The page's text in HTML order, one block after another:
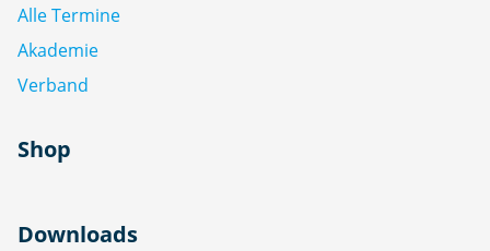
Alle Termine
Akademie
Verband
Shop
Downloads